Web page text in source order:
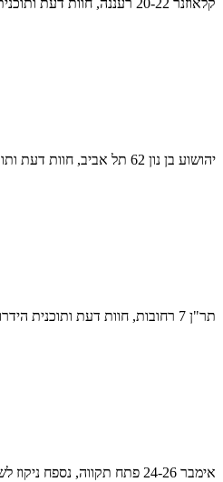
יהושוע בן נון 62 תל אביב, חוות דעת ותוכנית הידרולוגית לניהול מי נגר
תר"ן 7 רחובות, חוות דעת ותוכנית הידרולוגית לניהול מי נגר
אימבר 24-26 פתח תקווה, נספח ניקוז לשלב התב"ע